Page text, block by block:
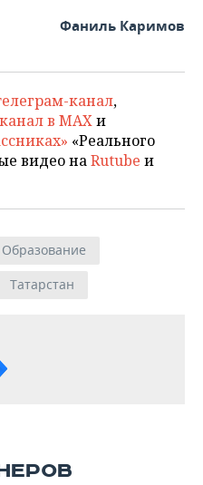
Фаниль Каримов
канал,
канал в MAXи
«Реального
видео наRutube и
Образование
Татарстан